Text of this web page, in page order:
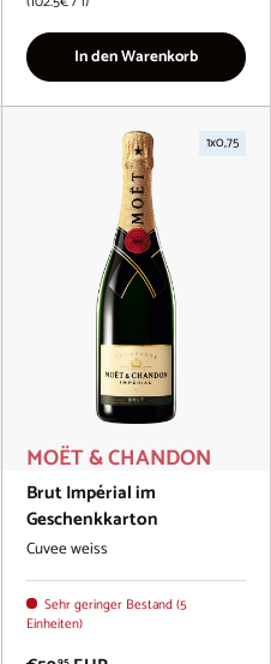
In den Warenkorb
1x0,75
MOËT & CHANDON
Brut Impérial im
Geschenkkarton
Cuvee weiss
Sehr geringer Bestand (5
Einheiten)